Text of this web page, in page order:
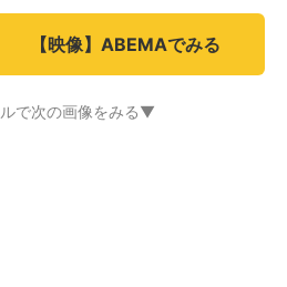
【映像】ABEMAでみる
で次の画像をみる▼